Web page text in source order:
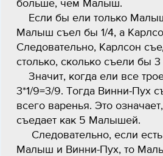
больше, чем Малыш.
Если бы ели только
Малыш съел бы 1/4, а
Следовательно, Карлсон
столько, сколько съели бы
Значит, когда ели все
3*1/9=3/9. Тогда Винни-Пух
всего варенья. Это
съедает как 5 Малышей.
Следовательно, если есть
Малыш и Винни-Пух, то